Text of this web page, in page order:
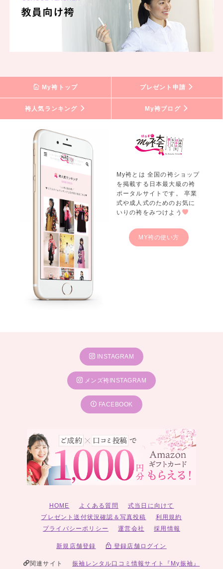
My袴トップ プレゼント申請
袴人気ランキング My袴ブログ
My袴とは 全国の袴ショップ
を掲載する日本最大級の袴
ポータルサイトです。 卒業
式や成人式のためのお気に
いりの袴をみつけよう
MY袴の使い方
INSTAGRAM
メンズ袴INSTAGRAM
FACEBOOK
HOME よくある質問
式当日に向けて
プレゼント送付状況確認＆写真投稿
利用規約
プライバシーポリシー
運営会社 採用情報
新規店舗登録 登録店舗ログイン
関連サイト 振袖レンタル口コミ情報サイト『My振袖』